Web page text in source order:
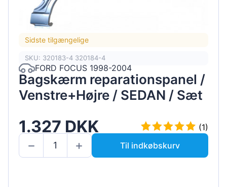
Sidste tilgængelige
SKU: 320183-4 320184-4
FORD FOCUS 1998-2004
Bagskærm reparationspanel /
Venstre+Højre / SEDAN / Sæt
1.327 DKK
(1)
Til indkøbskurv